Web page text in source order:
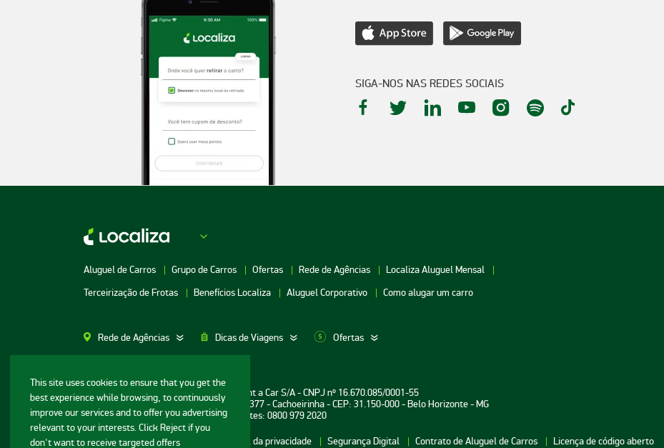
This site uses cookies to ensure that you get the
best experience while browsing, to continuously
improve our services and to offer you advertising
relevant to your interests. Click Reject if you
don't want to receive targeted offers
SIGA-NOS NAS REDES SOCIAIS
Aluguel de Carros Grupo de Carros Ofertas Rede de Agências
Localiza Aluguel Mensal
Terceirização de Frotas
Benefícios Localiza Aluguel Corporativo Como alugar um carro
Rede de Agências Dicas de Viagens Ofertas
Aluguel de Carros SP
Aluguel de Carros Porto Alegre
Aluguel de Carros RJ
Aluguel de Carros BH
Aluguel de Carros Goiânia
Aluguel de Carros Guarulhos
Aluguel de Carros Natal
Aluguel de Carros Salvador
Aluguel de Carros Aracaju
Aluguel de Carros
Informações ao consumidor: Localiza Rent a Car S/A - CNPJ nº 16.670.085/0001-55
Sede: Avenida Bernardo Vasconcelos, n° 377 - Cachoeirinha - CEP: 31.150-000 - Belo Horizonte - MG
Central de Reservas e Assistência a Clientes: 0800 979 2020
Mapa do site Termos de uso Portal da privacidade Segurança Digital Contrato de Aluguel de Carros Licença de código aberto